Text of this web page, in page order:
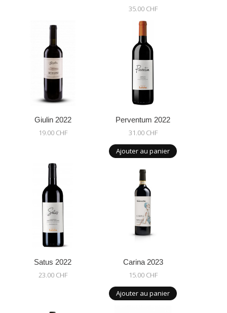
35.00 CHF
Giulin 2022
19.00 CHF
Perventum 2022
31.00 CHF
Ajouter au panier
Satus 2022
23.00 CHF
Carina 2023
15.00 CHF
Ajouter au panier